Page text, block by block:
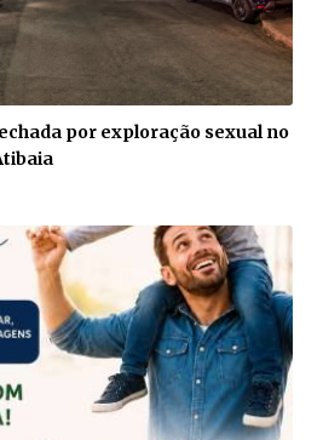
por exploração sexual no